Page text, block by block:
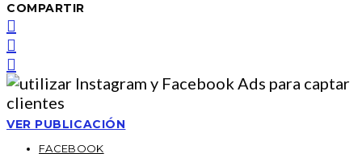
COMPARTIR
VER PUBLICACIÓN
FACEBOOK